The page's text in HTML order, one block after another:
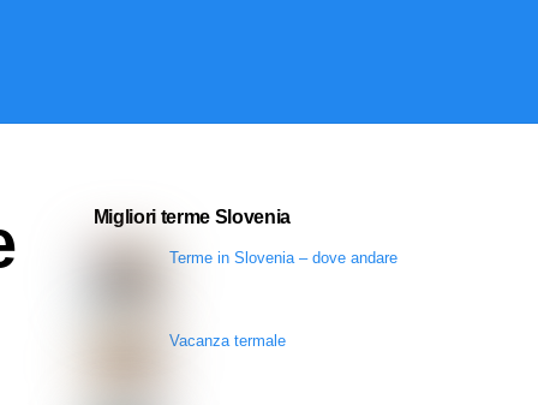
Migliori terme Slovenia
Terme in Slovenia – dove andare
Vacanza termale